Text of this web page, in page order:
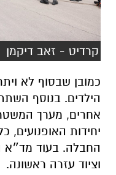
קרדיט - זאב דיקמן
כמובן שבסוף לא
הילדים. בנוסף
אחרים, מערך
יחידות האופנועים,
החבלה. בעוד מד״א
וציוד עזרה ראשונה.